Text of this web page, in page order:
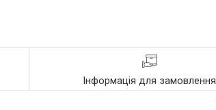
Інформація для замовлення